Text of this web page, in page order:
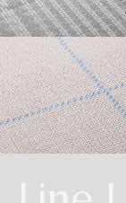
また、ご使用される
は、お問い合わせく
| 4.施工費につい
一般ビニル壁紙と比
合があります。あら
択をお願いします．
それぞれ壁紙との組
なります。
※①告示第1400号のモ
板
※②告示第1400号の厚
※③告示第1401号の厚
GLEN CHECK